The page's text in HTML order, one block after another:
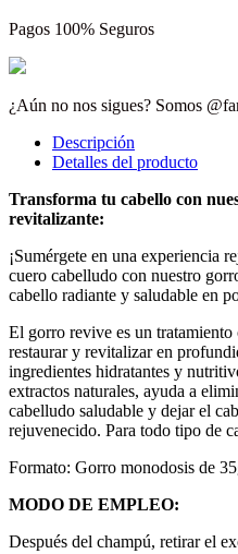
Pagos 100% Seguros
¿Aún no nos sigues? Somos
Descripción
Detalles del producto
Transforma tu cabello con
revitalizante:
¡Sumérgete en una experiencia
cuero cabelludo con nuestro
cabello radiante y saludable en
El gorro revive es un tratamiento
restaurar y revitalizar en
ingredientes hidratantes y
extractos naturales, ayuda a
cabelludo saludable y dejar el
rejuvenecido. Para todo tipo de
Formato: Gorro monodosis de
MODO DE EMPLEO:
Después del champú, retirar el